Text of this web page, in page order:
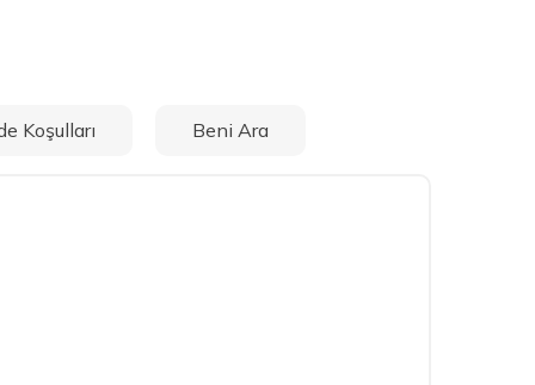
Koşulları Beni Ara